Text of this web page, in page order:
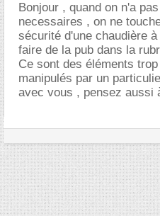
Bonjour , quand on n'a
necessaires , on ne
sécurité d'une chaudière
faire de la pub dans la
Ce sont des éléments
manipulés par un
avec vous , pensez aussi